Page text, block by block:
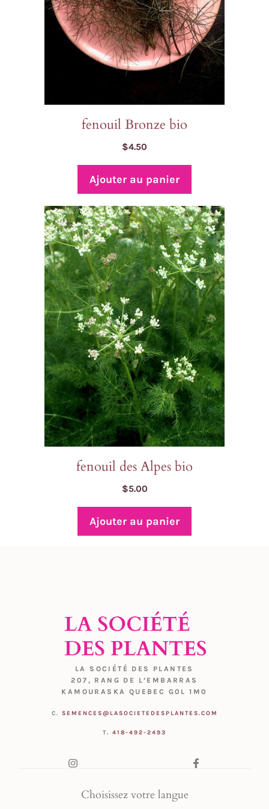
fenouil Bronze bio
$4.50
Ajouter au panier
fenouil des Alpes bio
$5.00
Ajouter au panier
LA SOCIÉTÉ DES PLANTES
207, RANG DE L’EMBARRAS
KAMOURASKA QUEBEC G0L 1M0
C. SEMENCES@LASOCIETEDESPLANTES.COM
T. 418-492-2493
Choisissez votre langue